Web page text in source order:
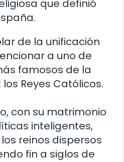
que definió
de la unificación
a uno de
famosos de la
Reyes Católicos.
con su matrimonio
inteligentes,
reinos dispersos
fin a siglos de